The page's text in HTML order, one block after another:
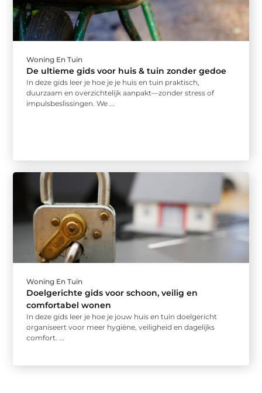
Woning En Tuin
De ultieme gids voor huis & tuin zonder gedoe
In deze gids leer je hoe je je huis en tuin praktisch,
duurzaam en overzichtelijk aanpakt—zonder stress of
impulsbeslissingen. We ...
Woning En Tuin
Doelgerichte gids voor schoon, veilig en
comfortabel wonen
In deze gids leer je hoe je jouw huis en tuin doelgericht
organiseert voor meer hygiëne, veiligheid en dagelijks
comfort. ...